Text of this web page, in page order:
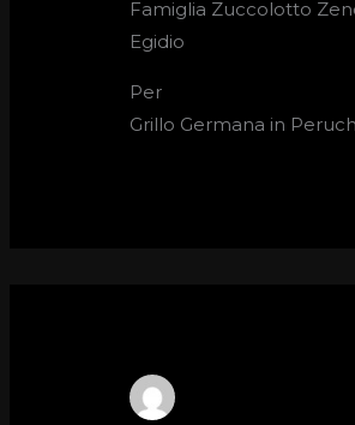
Famiglia Zuccolotto
Egidio
Per
Grillo Germana in Peruch